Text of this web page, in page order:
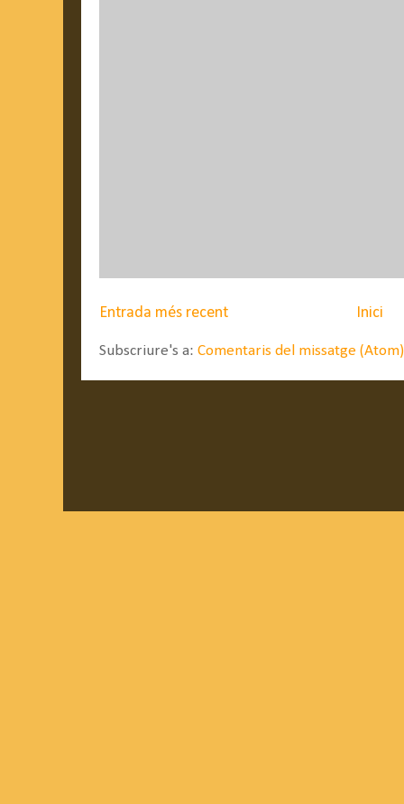
Entrada més recent Inici
Subscriure's a: Comentaris del missatge (Atom)